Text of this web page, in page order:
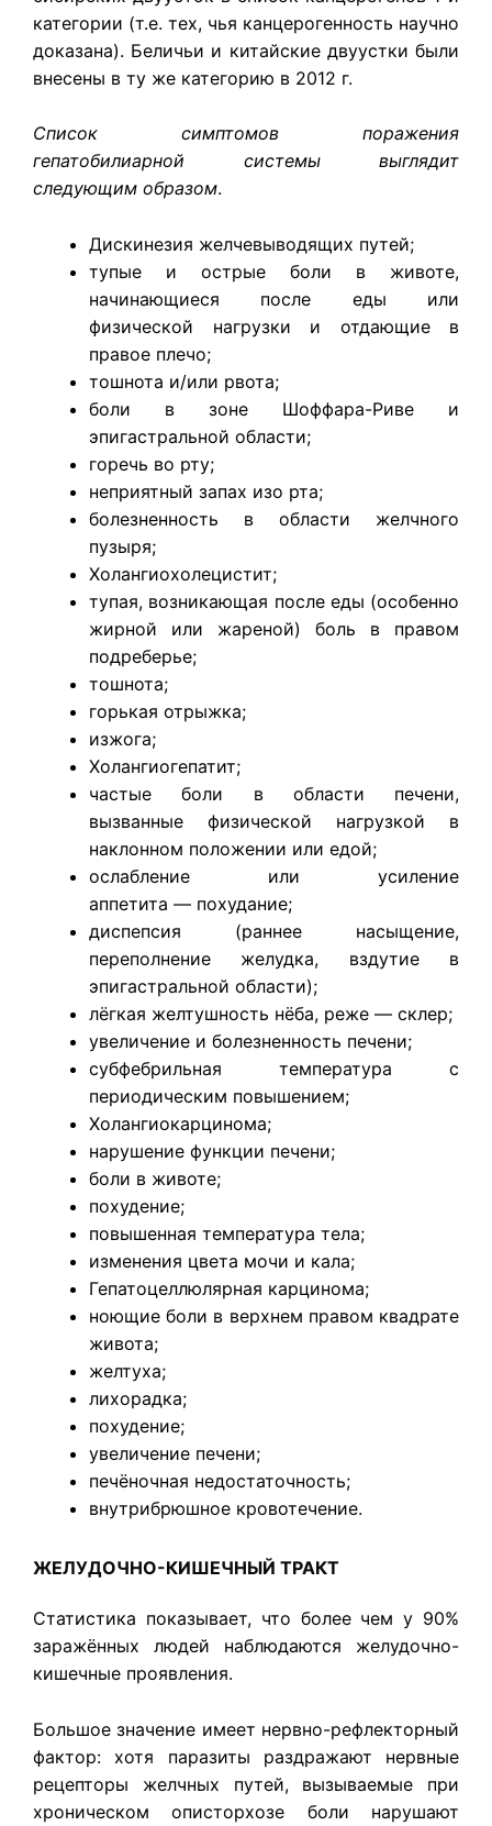
категории (т.е. тех, чья канцерогенность научно
доказана). Беличьи и китайские двуустки были
внесены в ту же категорию в 2012 г.
Список симптомов поражения
гепатобилиарной системы выглядит
следующим образом.
Дискинезия желчевыводящих путей;
тупые и острые боли в животе,
начинающиеся после еды или
физической нагрузки и отдающие в
правое плечо;
тошнота и/или рвота;
боли в зоне Шоффара-Риве и
эпигастральной области;
горечь во рту;
неприятный запах изо рта;
болезненность в области желчного
пузыря;
Холангиохолецистит;
тупая, возникающая после еды (особенно
жирной или жареной) боль в правом
подреберье;
тошнота;
горькая отрыжка;
изжога;
Холангиогепатит;
частые боли в области печени,
вызванные физической нагрузкой в
наклонном положении или едой;
ослабление или усиление
аппетита — похудание;
диспепсия (раннее насыщение,
переполнение желудка, вздутие в
эпигастральной области);
лёгкая желтушность нёба, реже — склер;
увеличение и болезненность печени;
субфебрильная температура с
периодическим повышением;
Холангиокарцинома;
нарушение функции печени;
боли в животе;
похудение;
повышенная температура тела;
изменения цвета мочи и кала;
Гепатоцеллюлярная карцинома;
ноющие боли в верхнем правом квадрате
живота;
желтуха;
лихорадка;
похудение;
увеличение печени;
печёночная недостаточность;
внутрибрюшное кровотечение.
ЖЕЛУДОЧНО-КИШЕЧНЫЙ ТРАКТ
Статистика показывает, что более чем у 90%
заражённых людей наблюдаются желудочно-
кишечные проявления.
Большое значение имеет нервно-рефлекторный
фактор: хотя паразиты раздражают нервные
рецепторы желчных путей, вызываемые при
хроническом описторхозе боли нарушают